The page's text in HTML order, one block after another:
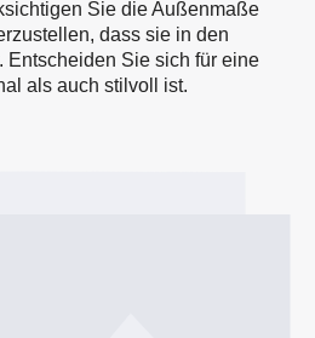
Sie die Außenmaße
dass sie in den
Entscheiden Sie sich für eine
als auch stilvoll ist.